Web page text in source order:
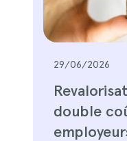
29/06/2026
double